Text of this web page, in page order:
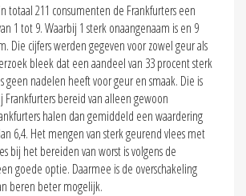
totaal 211 consumenten de Frankfurters een
1 tot 9. Waarbij 1 sterk onaangenaam is en 9
Die cijfers werden gegeven voor zowel geur als
bleek dat een aandeel van 33 procent sterk
geen nadelen heeft voor geur en smaak. Die is
Frankfurters bereid van alleen gewoon
halen dan gemiddeld een waardering
6,4. Het mengen van sterk geurend vlees met
bij het bereiden van worst is volgens de
goede optie. Daarmee is de overschakeling
beren beter mogelijk.